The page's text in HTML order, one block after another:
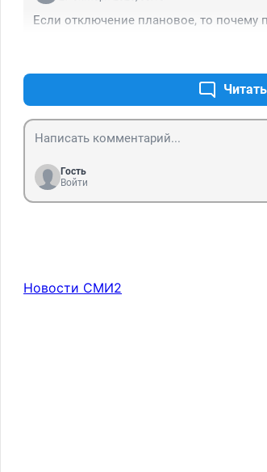
Если отключение плановое, то почему
Гость
Войти
Новости СМИ2